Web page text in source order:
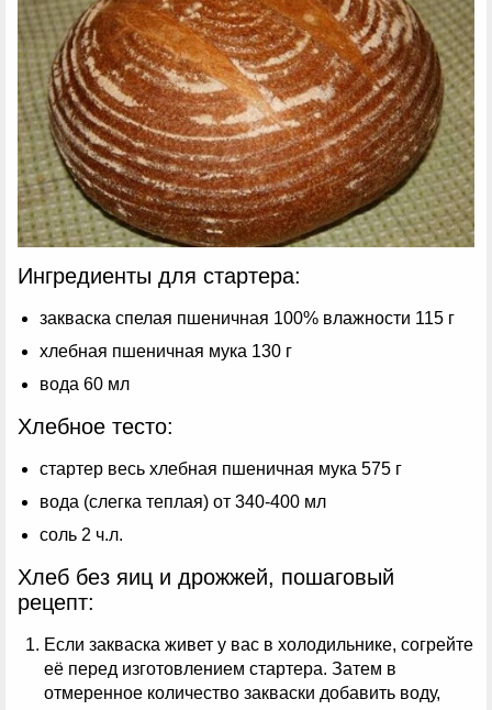
Ингредиенты для стартера:
закваска спелая пшеничная 100% влажности 115 г
хлебная пшеничная мука 130 г
вода 60 мл
Хлебное тесто:
стартер весь хлебная пшеничная мука 575 г
вода (слегка теплая) от 340-400 мл
соль 2 ч.л.
Хлеб без яиц и дрожжей, пошаговый
рецепт:
Если закваска живет у вас в холодильнике, согрейте
её перед изготовлением стартера. Затем в
отмеренное количество закваски добавить воду,